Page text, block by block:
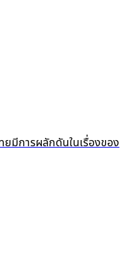
ยมีการผลักดันในเรื่องของ